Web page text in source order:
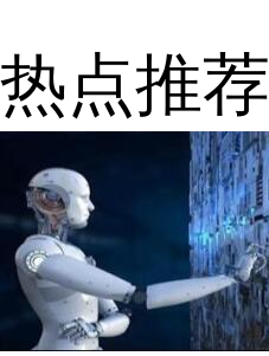
热点推荐